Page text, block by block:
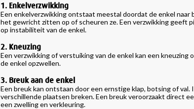
1. Enkelverzwikking
Een enkelverzwikking ontstaat meestal doordat de enkel
het gewricht zitten op of scheuren ze. Een verzwikking geeft
op instabiliteit van de enkel.
2. Kneuzing
Een verzwikking of verstuiking van de enkel kan een
de enkel opzwellen.
3. Breuk aan de enkel
Een breuk kan ontstaan door een ernstige klap, botsing of
verschillende plaatsen breken. Een breuk veroorzaakt direct
een zwelling en verkleuring.